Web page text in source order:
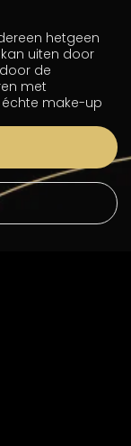
hetgeen
uiten door
de
met
make-up